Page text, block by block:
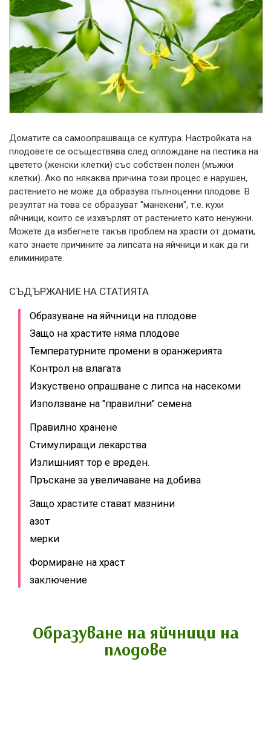
Доматите са самоопрашваща се култура. Настройката на
плодовете се осъществява след оплождане на пестика на
цветето (женски клетки) със собствен полен (мъжки
клетки). Ако по някаква причина този процес е нарушен,
растението не може да образува пълноценни плодове. В
резултат на това се образуват "манекени", т.е. кухи
яйчници, които се изхвърлят от растението като ненужни.
Можете да избегнете такъв проблем на храсти от домати,
като знаете причините за липсата на яйчници и как да ги
елиминирате.
СЪДЪРЖАНИЕ НА СТАТИЯТА
Образуване на яйчници на плодове
Защо на храстите няма плодове
Температурните промени в оранжерията
Контрол на влагата
Изкуствено опрашване с липса на насекоми
Използване на "правилни" семена
Правилно хранене
Стимулиращи лекарства
Излишният тор е вреден.
Пръскане за увеличаване на добива
Защо храстите стават мазнини
азот
мерки
Формиране на храст
заключение
Образуване на яйчници на
плодове